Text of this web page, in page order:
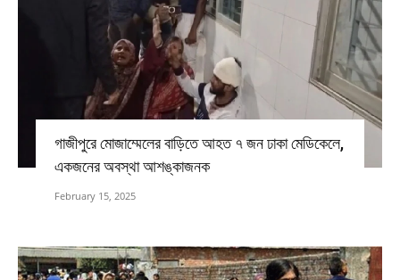
গাজীপুরে মোজাম্মেলের বাড়িতে আহত ৭ জন ঢাকা মেডিকেলে,
একজনের অবস্থা আশঙ্কাজনক
February 15, 2025